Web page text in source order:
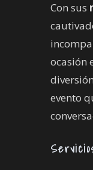
Con sus
ocasión
evento